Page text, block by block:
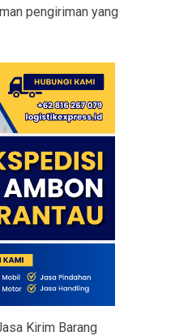
pengiriman yang
Kirim Barang